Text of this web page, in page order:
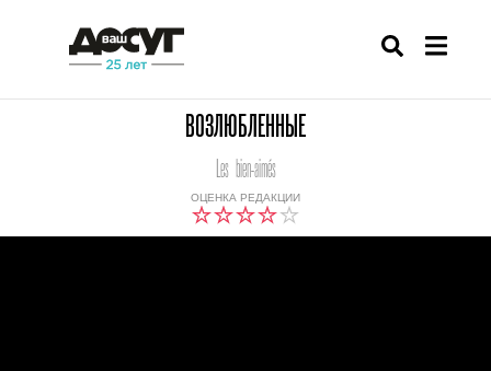
ВОЗЛЮБЛЕННЫЕ
ОЦЕНКА РЕДАКЦИИ
Les bien-aimés